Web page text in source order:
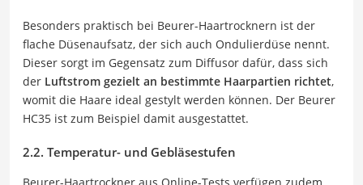
Besonders praktisch bei Beurer-Haartrocknern ist der
flache Düsenaufsatz, der sich auch Ondulierdüse nennt.
Dieser sorgt im Gegensatz zum Diffusor dafür, dass sich
der Luftstrom gezielt an bestimmte Haarpartien richtet,
womit die Haare ideal gestylt werden können. Der Beurer
HC35 ist zum Beispiel damit ausgestattet.
2.2. Temperatur- und Gebläsestufen